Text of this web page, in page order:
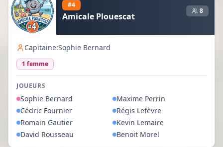
#4
Amicale Plouescat
8
Capitaine:Sophie Bernard
1 femme
JOUEURS
Sophie Bernard Maxime Perrin
Cédric Fournier Régis Lefèvre
Romain Gautier Kevin Lemaire
David Rousseau Benoit Morel